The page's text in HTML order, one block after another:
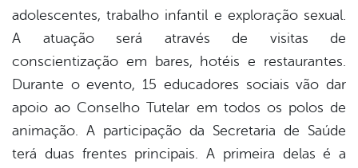
adolescentes, trabalho infantil e exploração sexual.
A atuação será através de visitas de
conscientização em bares, hotéis e restaurantes.
Durante o evento, 15 educadores sociais vão dar
apoio ao Conselho Tutelar em todos os polos de
animação. A participação da Secretaria de Saúde
terá duas frentes principais. A primeira delas é a